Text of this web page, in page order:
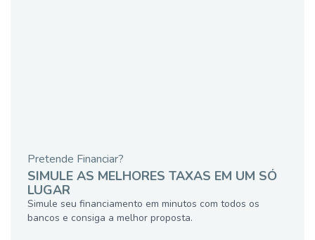
Pretende Financiar?
SIMULE AS MELHORES TAXAS EM UM SÓ
LUGAR
Simule seu financiamento em minutos com todos os
bancos e consiga a melhor proposta.